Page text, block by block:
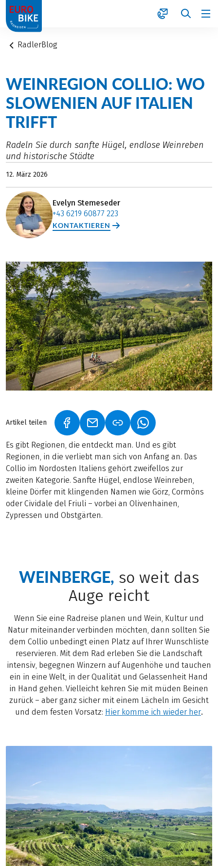
1
RadlerBlog
WEINREGION COLLIO: WO
SLOWENIEN AUF ITALIEN
TRIFFT
Radeln Sie durch sanfte Hügel, endlose Weinreben
und historische Städte
12. März 2026
Evelyn Stemeseder
+43 6219 60877 223
KONTAKTIEREN
Artikel teilen (LINK ÖFFNET IN NEUEM TAB)
(LINK ÖFFNET IN NEUEM TAB)
(LINK ÖFFNET IN
Es gibt Regionen, die entdeckt man. Und es gibt
Regionen, in die verliebt man sich von Anfang an. Das
Collio im Nordosten Italiens gehört zweifellos zur
zweiten Kategorie. Sanfte Hügel, endlose Weinreben,
kleine Dörfer mit klingenden Namen wie Görz, Cormòns
oder Cividale del Friuli – vorbei an Olivenhainen,
Zypressen und Obstgärten.
WEINBERGE, so weit das
Auge reicht
Wenn Sie eine Radreise planen und Wein, Kultur und
Natur miteinander verbinden möchten, dann sollten Sie
dem Collio unbedingt einen Platz auf Ihrer Wunschliste
reservieren. Mit dem Rad erleben Sie die Landschaft
intensiv, begegnen Winzern auf Augenhöhe und tauchen
ein in eine Welt, in der Qualität und Gelassenheit Hand
in Hand gehen. Vielleicht kehren Sie mit müden Beinen
zurück – aber ganz sicher mit einem Lächeln im Gesicht
und dem festen Vorsatz: Hier komme ich wieder her.